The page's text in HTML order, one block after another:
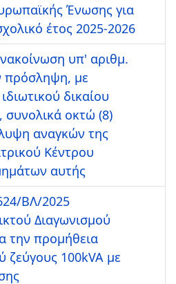
Ένωσης για
έτος 2025-2026
υπ' αριθμ.
πρόσληψη, με
δικαίου
συνολικά οκτώ (8)
αναγκών της
Κέντρου
αυτής
ΒΛ/2025
Διαγωνισμού
την προμήθεια
ζεύγους 100kVA με